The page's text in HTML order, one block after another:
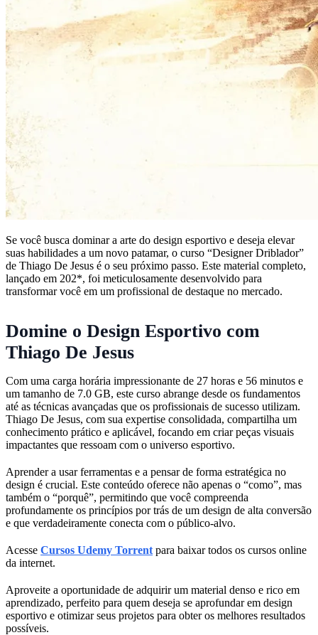
Se você busca dominar a arte do design esportivo e deseja elevar
suas habilidades a um novo patamar, o curso “Designer Driblador”
de Thiago De Jesus é o seu próximo passo. Este material completo,
lançado em 202*, foi meticulosamente desenvolvido para
transformar você em um profissional de destaque no mercado.
Domine o Design Esportivo com
Thiago De Jesus
Com uma carga horária impressionante de 27 horas e 56 minutos e
um tamanho de 7.0 GB, este curso abrange desde os fundamentos
até as técnicas avançadas que os profissionais de sucesso utilizam.
Thiago De Jesus, com sua expertise consolidada, compartilha um
conhecimento prático e aplicável, focando em criar peças visuais
impactantes que ressoam com o universo esportivo.
Aprender a usar ferramentas e a pensar de forma estratégica no
design é crucial. Este conteúdo oferece não apenas o “como”, mas
também o “porquê”, permitindo que você compreenda
profundamente os princípios por trás de um design de alta conversão
e que verdadeiramente conecta com o público-alvo.
Acesse Cursos Udemy Torrent para baixar todos os cursos online
da internet.
Aproveite a oportunidade de adquirir um material denso e rico em
aprendizado, perfeito para quem deseja se aprofundar em design
esportivo e otimizar seus projetos para obter os melhores resultados
possíveis.